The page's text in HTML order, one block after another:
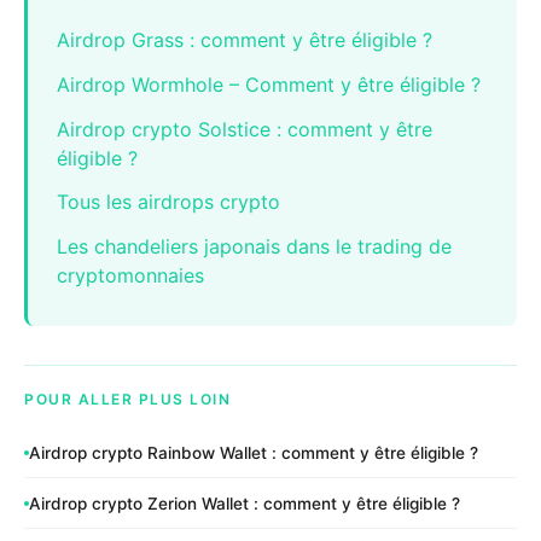
Airdrop Grass : comment y être éligible ?
Airdrop Wormhole – Comment y être éligible ?
Airdrop crypto Solstice : comment y être
éligible ?
Tous les airdrops crypto
Les chandeliers japonais dans le trading de
cryptomonnaies
POUR ALLER PLUS LOIN
Airdrop crypto Rainbow Wallet : comment y être éligible ?
Airdrop crypto Zerion Wallet : comment y être éligible ?